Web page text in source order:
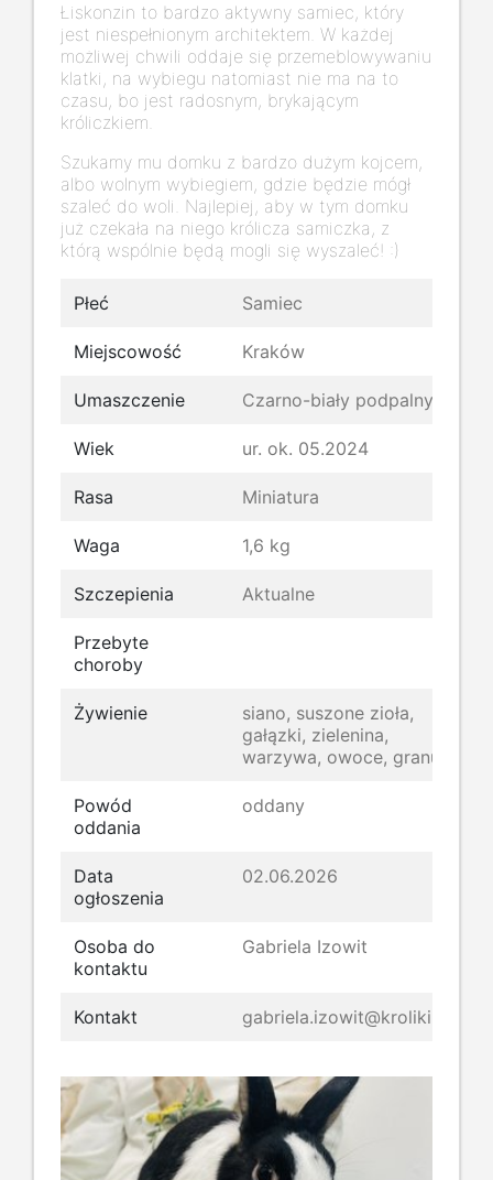
Łiskonzin to bardzo aktywny samiec, który
jest niespełnionym architektem. W każdej
możliwej chwili oddaje się przemeblowywaniu
klatki, na wybiegu natomiast nie ma na to
czasu, bo jest radosnym, brykającym
króliczkiem.
Szukamy mu domku z bardzo dużym kojcem,
albo wolnym wybiegiem, gdzie będzie mógł
szaleć do woli. Najlepiej, aby w tym domku
już czekała na niego królicza samiczka, z
którą wspólnie będą mogli się wyszaleć! :)
Płeć Samiec
Miejscowość Kraków
Umaszczenie Czarno-biały podpalny
Wiek ur. ok. 05.2024
Rasa Miniatura
Waga 1,6 kg
Szczepienia Aktualne
Przebyte
choroby
Żywienie
siano, suszone zioła,
gałązki, zielenina,
warzywa, owoce, granulat
Powód
oddania
oddany
Data
ogłoszenia
02.06.2026
Osoba do
kontaktu
Gabriela Izowit
Kontakt gabriela.izowit@kroliki.net